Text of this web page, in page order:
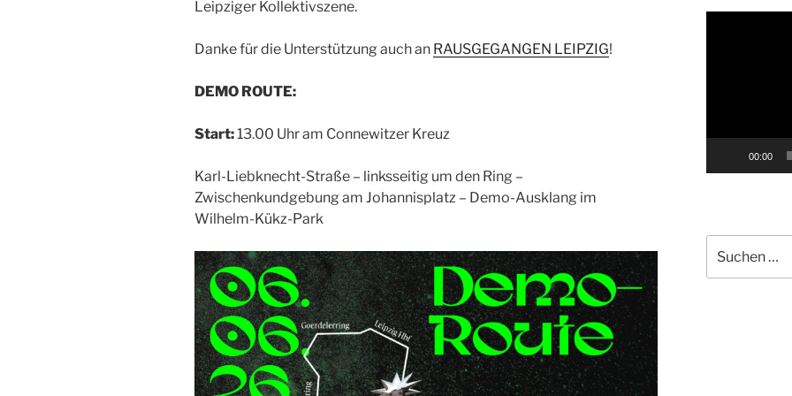
Leipziger Kollektivszene.
Danke für die Unterstützung auch an RAUSGEGANGEN LEIPZIG!
DEMO ROUTE:
Start:13.00 Uhr am Connewitzer Kreuz
Karl-Liebknecht-Straße – linksseitig um den Ring –
Zwischenkundgebung am Johannisplatz – Demo-Ausklang im
Wilhelm-Kükz-Park
00:00
nach: